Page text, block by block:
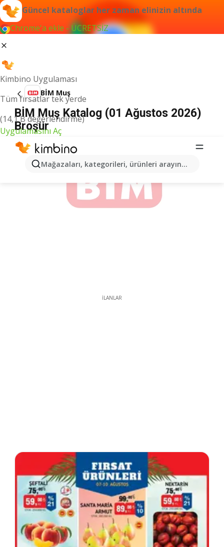
Güncel kataloglar her zaman elinizin altında
Chrome'a ekle - ÜCRETSİZ
Kimbino Uygulaması
Tüm fırsatlar tek yerde
(14,1 B değerlendirme)
Uygulamasını Aç
Mağazaları, kategorileri, ürünleri arayın...
BİM Muş
BİM Muş Katalog (01 Ağustos 2026)
Broşür
İLANLAR